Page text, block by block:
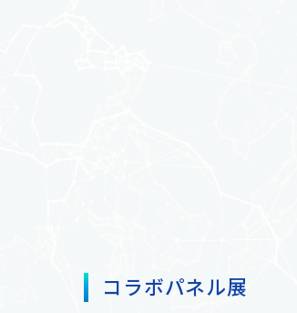
コラボパネル展